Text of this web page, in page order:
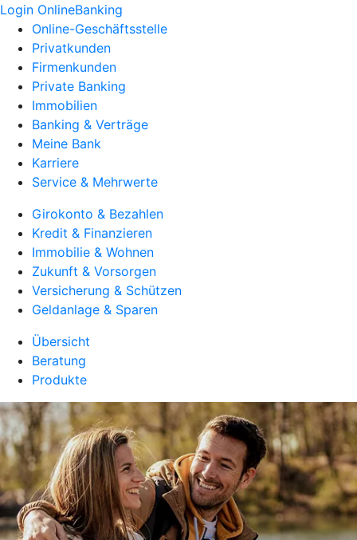
Login OnlineBanking
Online-Geschäftsstelle
Privatkunden
Firmenkunden
Private Banking
Immobilien
Banking & Verträge
Meine Bank
Karriere
Service & Mehrwerte
Girokonto & Bezahlen
Kredit & Finanzieren
Immobilie & Wohnen
Zukunft & Vorsorgen
Versicherung & Schützen
Geldanlage & Sparen
Übersicht
Beratung
Produkte